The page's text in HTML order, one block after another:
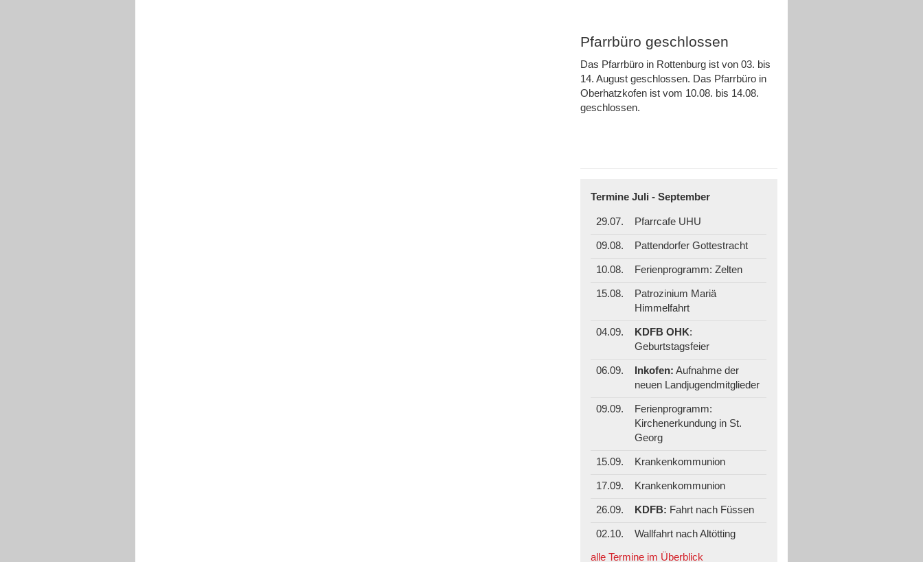
Pfarrbüro geschlossen
Das Pfarrbüro in Rottenburg ist von 03. bis
14. August geschlossen. Das Pfarrbüro in
Oberhatzkofen ist vom 10.08. bis 14.08.
geschlossen.
Termine Juli - September
29.07. Pfarrcafe UHU
09.08. Pattendorfer Gottestracht
10.08. Ferienprogramm: Zelten
15.08.
Patrozinium Mariä
Himmelfahrt
04.09. KDFB OHK:
Geburtstagsfeier
06.09. Inkofen: Aufnahme der
neuen Landjugendmitglieder
09.09.
Ferienprogramm:
Kirchenerkundung in St.
Georg
15.09. Krankenkommunion
17.09. Krankenkommunion
26.09. KDFB: Fahrt nach Füssen
02.10.
Wallfahrt nach Altötting
alle Termine im Überblick